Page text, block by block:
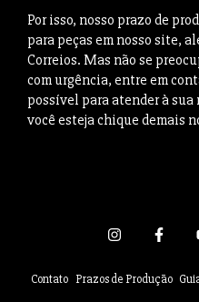
Por isso, nosso prazo de
para peças em nosso site,
Correios. Mas não se
com urgência, entre em
possível para atender à
você esteja chique demais
Contato Prazos de Produção